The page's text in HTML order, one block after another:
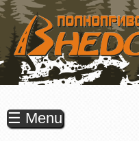
ПЕРЕЙТИ
ОСНОВНОМУ
СОДЕРЖАНИЮ
☰ Menu